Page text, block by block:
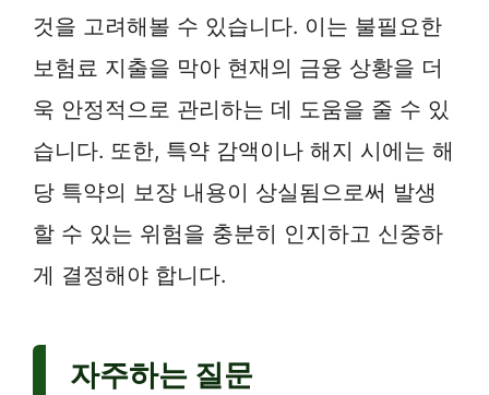
것을 고려해볼 수 있습니다. 이는 불필요한
보험료 지출을 막아 현재의 금융 상황을 더
욱 안정적으로 관리하는 데 도움을 줄 수 있
습니다. 또한, 특약 감액이나 해지 시에는 해
당 특약의 보장 내용이 상실됨으로써 발생
할 수 있는 위험을 충분히 인지하고 신중하
게 결정해야 합니다.
자주하는 질문